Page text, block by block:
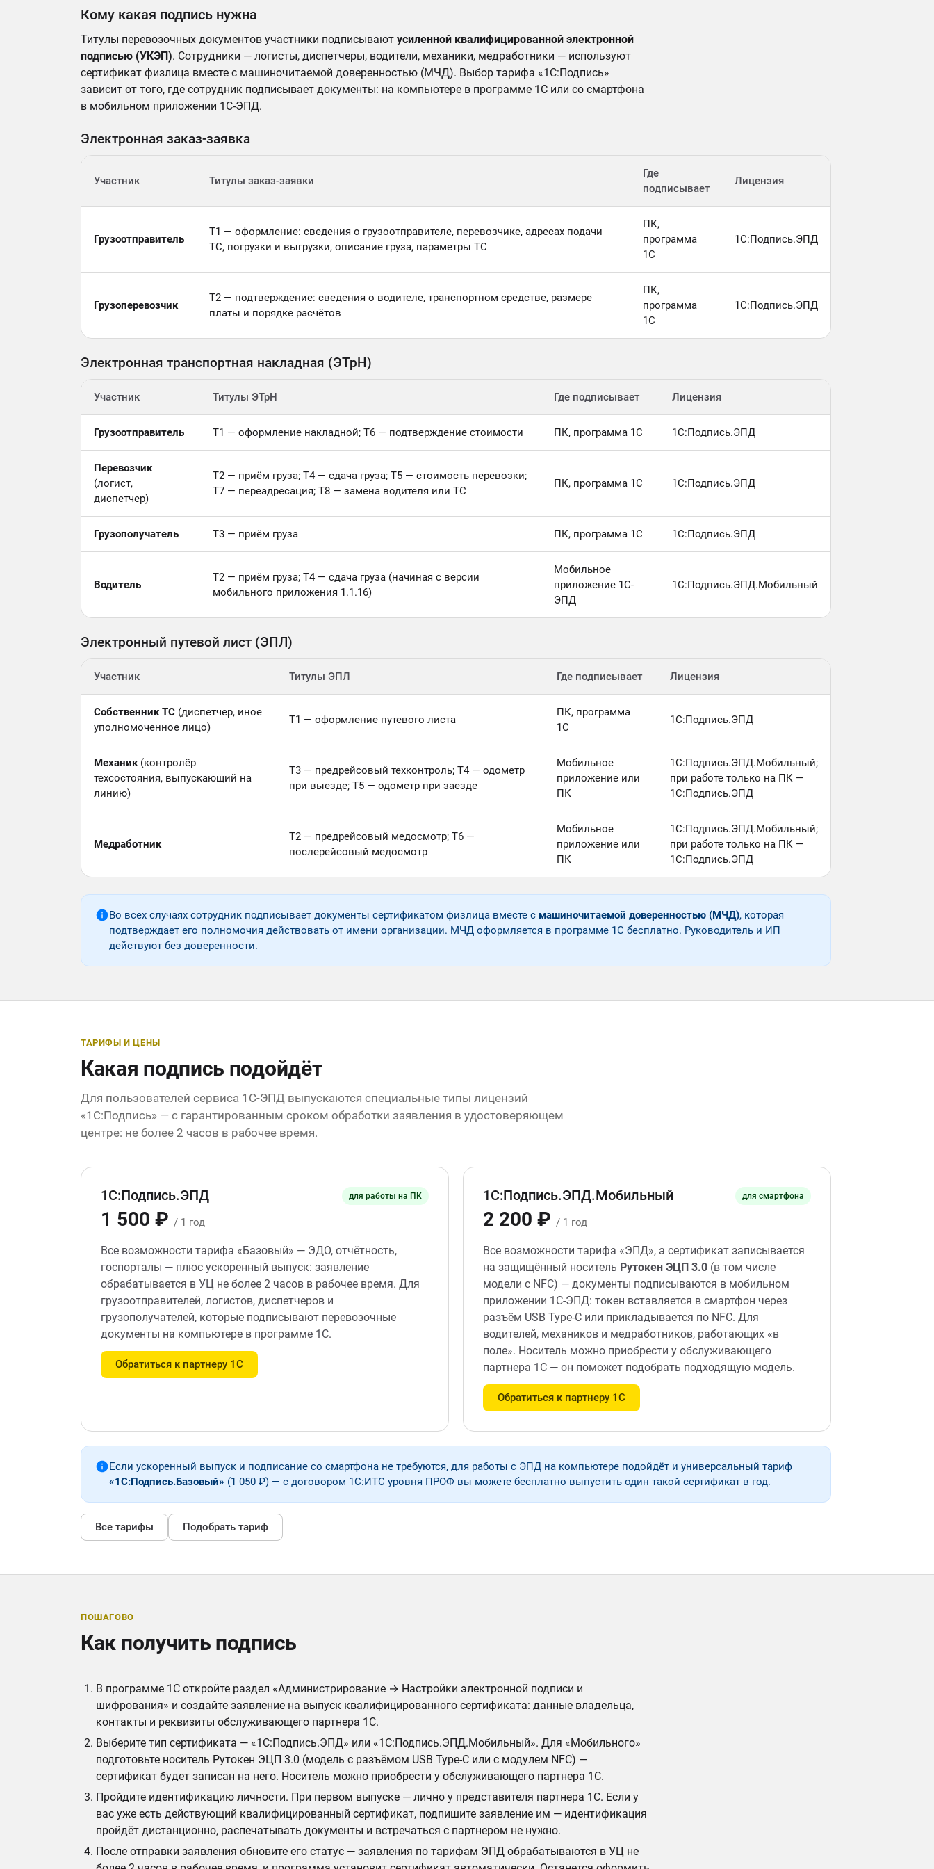
Кому какая подпись нужна
Титулы перевозочных документов участники подписывают усиленной квалифицированной электронной
подписью (УКЭП). Сотрудники — логисты, диспетчеры, водители, механики, медработники — используют
сертификат физлица вместе с машиночитаемой доверенностью (МЧД). Выбор тарифа «1С:Подпись»
зависит от того, где сотрудник подписывает документы: на компьютере в программе 1С или со смартфона
в мобильном приложении 1С-ЭПД.
Электронная заказ-заявка
Участник Титулы заказ-заявки
Где
подписывает
Лицензия
Грузоотправитель
Т1 — оформление: сведения о грузоотправителе, перевозчике, адресах подачи
ТС, погрузки и выгрузки, описание груза, параметры ТС
ПК,
программа
1С
1С:Подпись.ЭПД
Грузоперевозчик
Т2 — подтверждение: сведения о водителе, транспортном средстве, размере
платы и порядке расчётов
ПК,
программа
1С
1С:Подпись.ЭПД
Электронная транспортная накладная (ЭТрН)
Участник Титулы ЭТрН Где подписывает Лицензия
Грузоотправитель Т1 — оформление накладной; Т6 — подтверждение стоимости ПК, программа 1С 1С:Подпись.ЭПД
Перевозчик
(логист,
диспетчер)
Т2 — приём груза; Т4 — сдача груза; Т5 — стоимость перевозки;
Т7 — переадресация; Т8 — замена водителя или ТС
ПК, программа 1С 1С:Подпись.ЭПД
Грузополучатель Т3 — приём груза ПК, программа 1С 1С:Подпись.ЭПД
Водитель
Т2 — приём груза; Т4 — сдача груза (начиная с версии
мобильного приложения 1.1.16)
Мобильное
приложение 1С-
ЭПД
1С:Подпись.ЭПД.Мобильный
Электронный путевой лист (ЭПЛ)
Участник Титулы ЭПЛ Где подписывает Лицензия
Собственник ТС (диспетчер, иное
уполномоченное лицо)
Т1 — оформление путевого листа
ПК, программа
1С
1С:Подпись.ЭПД
Механик(контролёр
техсостояния, выпускающий на
линию)
Т3 — предрейсовый техконтроль; Т4 — одометр
при выезде; Т5 — одометр при заезде
Мобильное
приложение или
ПК
1С:Подпись.ЭПД.Мобильный;
при работе только на ПК —
1С:Подпись.ЭПД
Медработник
Т2 — предрейсовый медосмотр; Т6 —
послерейсовый медосмотр
Мобильное
приложение или
ПК
1С:Подпись.ЭПД.Мобильный;
при работе только на ПК —
1С:Подпись.ЭПД
Во всех случаях сотрудник подписывает документы сертификатом физлица вместе с машиночитаемой доверенностью (МЧД), которая
подтверждает его полномочия действовать от имени организации. МЧД оформляется в программе 1С бесплатно. Руководитель и ИП
действуют без доверенности.
ТАРИФЫ И ЦЕНЫ
Какая подпись подойдёт
Для пользователей сервиса 1С-ЭПД выпускаются специальные типы лицензий
«1С:Подпись» — с гарантированным сроком обработки заявления в удостоверяющем
центре: не более 2 часов в рабочее время.
1С:Подпись.ЭПД для работы на ПК
1 500 ₽ / 1 год
Все возможности тарифа «Базовый» — ЭДО, отчётность,
госпорталы — плюс ускоренный выпуск: заявление
обрабатывается в УЦ не более 2 часов в рабочее время. Для
грузоотправителей, логистов, диспетчеров и
грузополучателей, которые подписывают перевозочные
документы на компьютере в программе 1С.
Обратиться к партнеру 1С
1С:Подпись.ЭПД.Мобильный для смартфона
2 200 ₽ / 1 год
Все возможности тарифа «ЭПД», а сертификат записывается
на защищённый носитель Рутокен ЭЦП 3.0 (в том числе
модели с NFC) — документы подписываются в мобильном
приложении 1С-ЭПД: токен вставляется в смартфон через
разъём USB Type-C или прикладывается по NFC. Для
водителей, механиков и медработников, работающих «в
поле». Носитель можно приобрести у обслуживающего
партнера 1С — он поможет подобрать подходящую модель.
Обратиться к партнеру 1С
Если ускоренный выпуск и подписание со смартфона не требуются, для работы с ЭПД на компьютере подойдёт и универсальный тариф
«1С:Подпись.Базовый» (1 050 ₽) — с договором 1С:ИТС уровня ПРОФ вы можете бесплатно выпустить один такой сертификат в год.
Все тарифы Подобрать тариф
ПОШАГОВО
Как получить подпись
В программе 1С откройте раздел «Администрирование → Настройки электронной подписи и
шифрования» и создайте заявление на выпуск квалифицированного сертификата: данные владельца,
контакты и реквизиты обслуживающего партнера 1С.
Выберите тип сертификата — «1С:Подпись.ЭПД» или «1С:Подпись.ЭПД.Мобильный». Для «Мобильного»
подготовьте носитель Рутокен ЭЦП 3.0 (модель с разъёмом USB Type-C или с модулем NFC) —
сертификат будет записан на него. Носитель можно приобрести у обслуживающего партнера 1С.
Пройдите идентификацию личности. При первом выпуске — лично у представителя партнера 1С. Если у
вас уже есть действующий квалифицированный сертификат, подпишите заявление им — идентификация
пройдёт дистанционно, распечатывать документы и встречаться с партнером не нужно.
После отправки заявления обновите его статус — заявления по тарифам ЭПД обрабатываются в УЦ не